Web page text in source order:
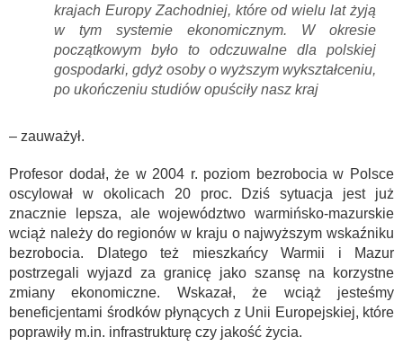
krajach Europy Zachodniej, które od wielu lat żyją
w tym systemie ekonomicznym. W okresie
początkowym było to odczuwalne dla polskiej
gospodarki, gdyż osoby o wyższym wykształceniu,
po ukończeniu studiów opuściły nasz kraj
– zauważył.
Profesor dodał, że w 2004 r. poziom bezrobocia w Polsce
oscylował w okolicach 20 proc. Dziś sytuacja jest już
znacznie lepsza, ale województwo warmińsko-mazurskie
wciąż należy do regionów w kraju o najwyższym wskaźniku
bezrobocia. Dlatego też mieszkańcy Warmii i Mazur
postrzegali wyjazd za granicę jako szansę na korzystne
zmiany ekonomiczne. Wskazał, że wciąż jesteśmy
beneficjentami środków płynących z Unii Europejskiej, które
poprawiły m.in. infrastrukturę czy jakość życia.